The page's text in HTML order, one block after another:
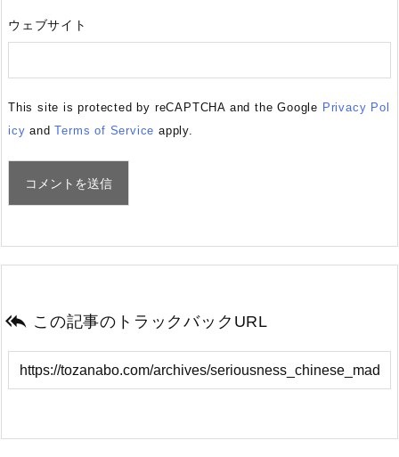
ウェブサイト
This site is protected by reCAPTCHA and the Google Privacy Pol
icy andTerms of Service apply.
 この記事のトラックバックURL